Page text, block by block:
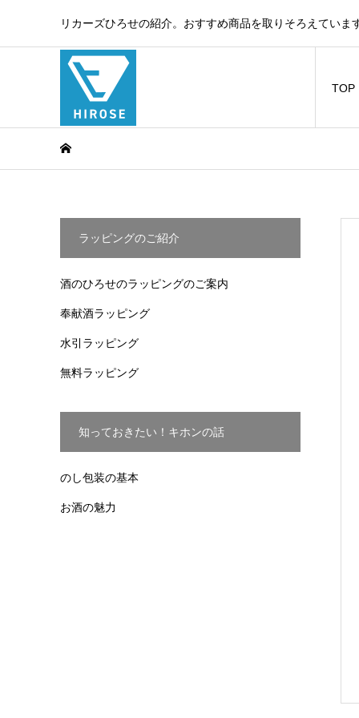
リカーズひろせの紹介。おすすめ商品を取りそろえていま
TOP
ラッピングのご紹介
酒のひろせのラッピングのご案内
奉献酒ラッピング
水引ラッピング
無料ラッピング
知っておきたい！キホンの話
のし包装の基本
お酒の魅力